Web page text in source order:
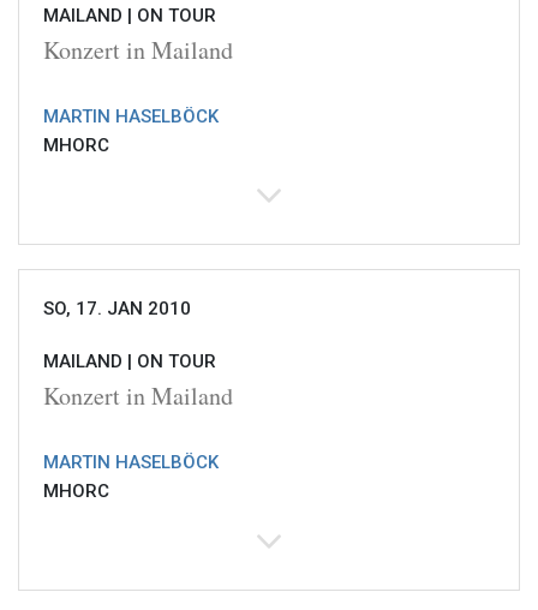
MAILAND | ON TOUR
Konzert in Mailand
MARTIN HASELBÖCK
MHORC
SO, 17. JAN 2010
MAILAND | ON TOUR
Konzert in Mailand
MARTIN HASELBÖCK
MHORC